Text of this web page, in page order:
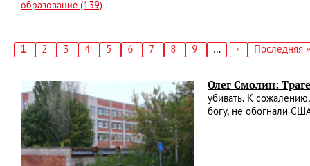
образование (139)
Текущая
1 Страница
2 Страница
3 Страница
4 Страница
5 Страница
6 Страница
7 Страница
8 Страница
9 …
Следующая
›
Последняя
Последняя »
Олег Смолин:
убивать. К
богу, не обогнали